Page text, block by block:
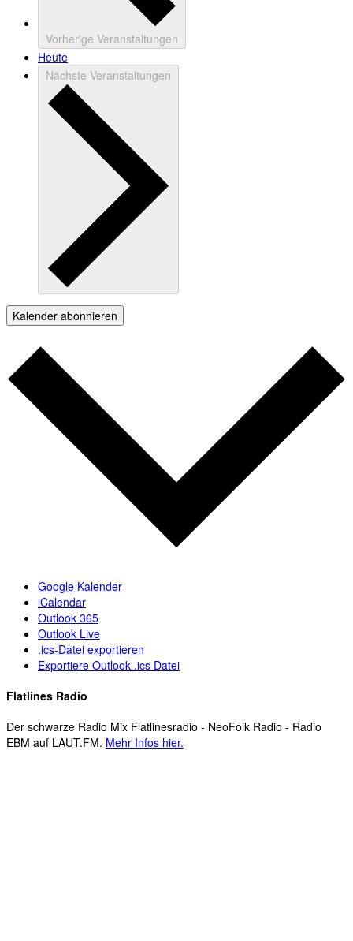
Vorherige Veranstaltungen
Heute
Nächste Veranstaltungen
Kalender abonnieren
Google Kalender
iCalendar
Outlook 365
Outlook Live
.ics-Datei exportieren
Exportiere Outlook .ics Datei
Flatlines Radio
Der schwarze Radio Mix Flatlinesradio - NeoFolk Radio - Radio
EBM auf LAUT.FM. Mehr Infos hier.